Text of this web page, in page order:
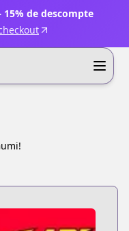
de descompte